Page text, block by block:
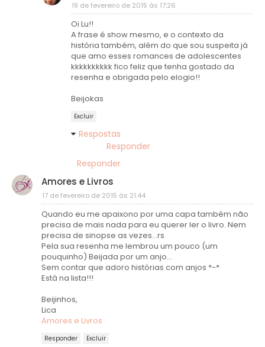
19 de fevereiro de 2015 às 17:26
Oi Lu!!
A frase é show mesmo, e o contexto da
história também, além do que sou suspeita já
que amo esses romances de adolescentes
kkkkkkkkkk fico feliz que tenha gostado da
resenha e obrigada pelo elogio!!
Beijokas
Excluir
Respostas
Responder
Responder
Amores e Livros
17 de fevereiro de 2015 às 21:44
Quando eu me apaixono por uma capa também não
precisa de mais nada para eu querer ler o livro. Nem
precisa de sinopse as vezes...rs
Pela sua resenha me lembrou um pouco (um
pouquinho) Beijada por um anjo...
Sem contar que adoro histórias com anjos *-*
Está na lista!!!
Beijinhos,
Lica
Amores e Livros
Responder Excluir